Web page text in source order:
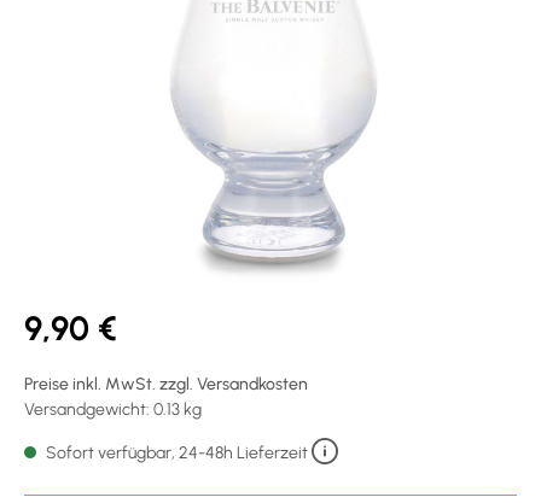
9,90 €
Preise inkl. MwSt. zzgl. Versandkosten
Versandgewicht: 0.13 kg
Sofort verfügbar, 24-48h Lieferzeit